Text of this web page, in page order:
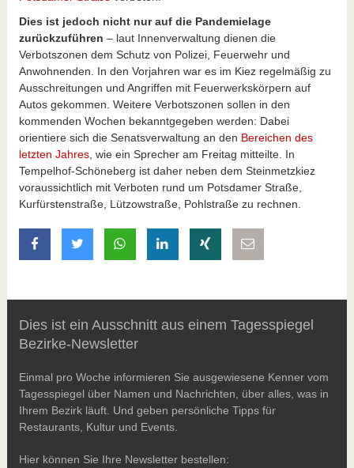
Dies ist jedoch nicht nur auf die Pandemielage
zurückzuführen – laut Innenverwaltung dienen die
Verbotszonen dem Schutz von Polizei, Feuerwehr und
Anwohnenden. In den Vorjahren war es im Kiez regelmäßig zu
Ausschreitungen und Angriffen mit Feuerwerkskörpern auf
Autos gekommen. Weitere Verbotszonen sollen in den
kommenden Wochen bekanntgegeben werden: Dabei
orientiere sich die Senatsverwaltung an den Bereichen des
letzten Jahres, wie ein Sprecher am Freitag mitteilte. In
Tempelhof-Schöneberg ist daher neben dem Steinmetzkiez
voraussichtlich mit Verboten rund um Potsdamer Straße,
Kurfürstenstraße, Lützowstraße, Pohlstraße zu rechnen.
auf Facebook teilen
auf Twitter teilenmit Whatsapp teilen
auf LinkedIn teilen
auf Xing teilen
Dies ist ein Ausschnitt aus einem Tagesspiegel
Bezirke-Newsletter
Einmal pro Woche informieren Sie ausgewiesene Kenner vom
Tagesspiegel über Namen und Nachrichten, über alles, was in
Ihrem Bezirk läuft. Und geben persönliche Tipps für
Restaurants, Kultur und Events.
Hier können Sie Ihre Newsletter bestellen: